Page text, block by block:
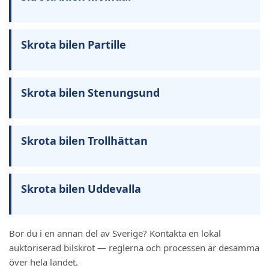
Skrota bilen Partille
Skrota bilen Stenungsund
Skrota bilen Trollhättan
Skrota bilen Uddevalla
Bor du i en annan del av Sverige? Kontakta en lokal
auktoriserad bilskrot — reglerna och processen är desamma
över hela landet.